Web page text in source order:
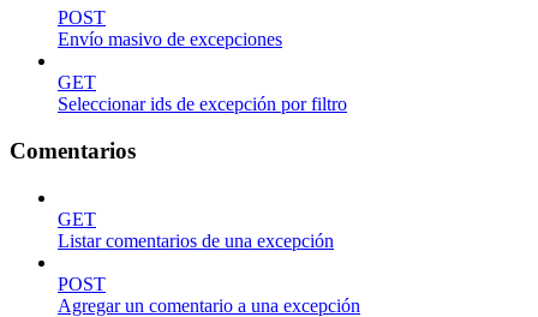
POST
Envío masivo de excepciones
GET
Seleccionar ids de excepción por filtro
Comentarios
GET
Listar comentarios de una excepción
POST
Agregar un comentario a una excepción